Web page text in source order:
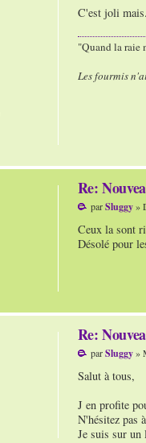
C'est joli
"Quand la raie
Les fourmis
Re:
parSluggy»
Ceux la sont
Désolé pour
Re:
parSluggy»
Salut à tous,
J en profite
N'hésitez pas
Je suis sur un